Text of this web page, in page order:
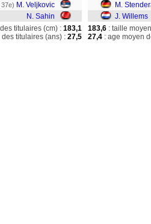
M. Veljkovic
N. Sahin
M.
J. Willems
titulaires (cm) : 183,1
titulaires (ans) : 27,5
183,6 : taille
27,4 : age moyen